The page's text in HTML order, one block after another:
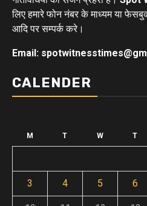
लिए हमारे फोन नंबर के माध्यम या
आदि पर सम्पर्क करे।
Email:
CALENDER
M T W T
3 4 5 6